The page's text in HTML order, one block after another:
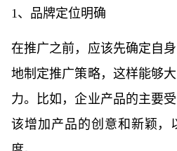
1、品牌定位明确
在推广之前，应该先确定自
地制定推广策略，这样能够
力。比如，企业产品的主要
该增加产品的创意和新颖，